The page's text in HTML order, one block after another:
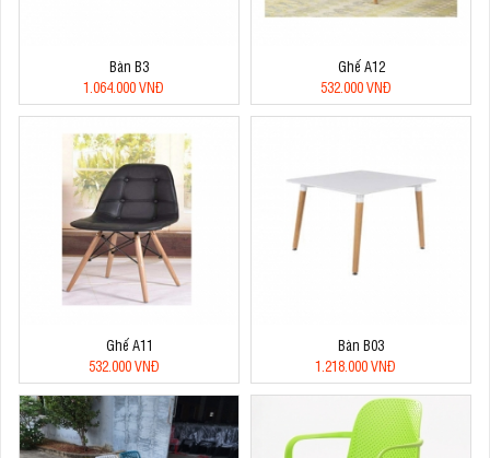
Bàn B3
1.064.000 VNĐ
Ghế A12
532.000 VNĐ
Ghế A11
532.000 VNĐ
Bàn B03
1.218.000 VNĐ